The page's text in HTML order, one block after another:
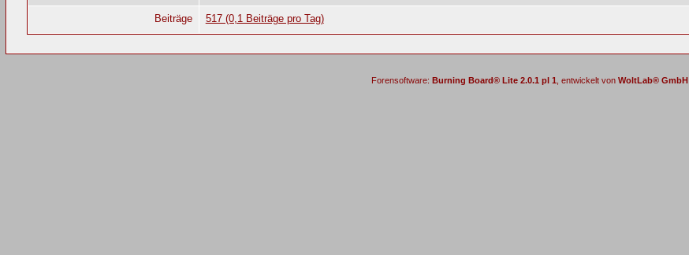
Beiträge 517 (0,1 Beiträge pro Tag)
Forensoftware: Burning Board® Lite 2.0.1 pl 1 , entwickelt von WoltLab® GmbH